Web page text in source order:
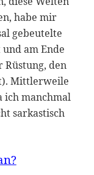
habe mir
gebeutelte
am Ende
den
Mittlerweile
ich manchmal
sarkastisch